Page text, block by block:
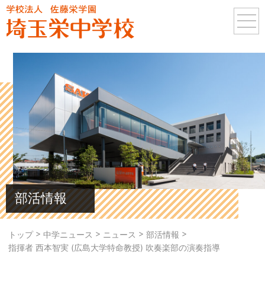
部活情報
トップ> 中学ニュース > ニュース > 部活情報 >
指揮者 西本智実 (広島大学特命教授) 吹奏楽部の演奏指導